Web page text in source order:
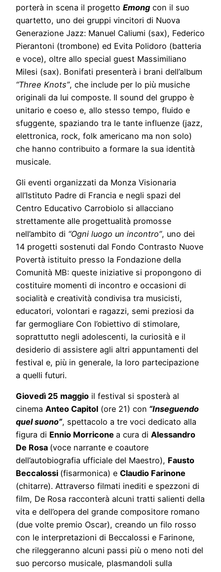
porterà in scena il progetto Emong con il suo
quartetto, uno dei gruppi vincitori di Nuova
Generazione Jazz: Manuel Caliumi (sax), Federico
Pierantoni (trombone) ed Evita Polidoro (batteria
e voce), oltre allo special guest Massimiliano
Milesi (sax). Bonifati presenterà i brani dell’album
“Three Knots”, che include per lo più musiche
originali da lui composte. Il sound del gruppo è
unitario e coeso e, allo stesso tempo, fluido e
sfuggente, spaziando tra le tante influenze (jazz,
elettronica, rock, folk americano ma non solo)
che hanno contribuito a formare la sua identità
musicale.
Gli eventi organizzati da Monza Visionaria
all’Istituto Padre di Francia e negli spazi del
Centro Educativo Carrobiolo si allacciano
strettamente alle progettualità promosse
nell’ambito di “Ogni luogo un incontro”, uno dei
14 progetti sostenuti dal Fondo Contrasto Nuove
Povertà istituito presso la Fondazione della
Comunità MB: queste iniziative si propongono di
costituire momenti di incontro e occasioni di
socialità e creatività condivisa tra musicisti,
educatori, volontari e ragazzi, semi preziosi da
far germogliare Con l’obiettivo di stimolare,
soprattutto negli adolescenti, la curiosità e il
desiderio di assistere agli altri appuntamenti del
festival e, più in generale, la loro partecipazione
a quelli futuri.
Giovedì 25 maggio il festival si sposterà al
cinema Anteo Capitol (ore 21) con “Inseguendo
quel suono”, spettacolo a tre voci dedicato alla
figura di Ennio Morricone a cura di Alessandro
De Rosa (voce narrante e coautore
dell’autobiografia ufficiale del Maestro), Fausto
Beccalossi (fisarmonica) e Claudio Farinone
(chitarre). Attraverso filmati inediti e spezzoni di
film, De Rosa racconterà alcuni tratti salienti della
vita e dell’opera del grande compositore romano
(due volte premio Oscar), creando un filo rosso
con le interpretazioni di Beccalossi e Farinone,
che rileggeranno alcuni passi più o meno noti del
suo percorso musicale, plasmandoli sulla